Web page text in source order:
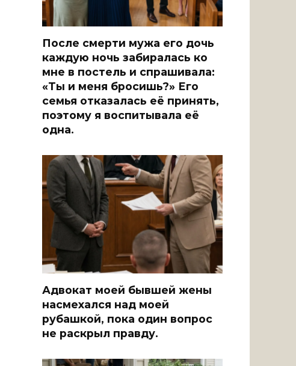
После смерти мужа его дочь
каждую ночь забиралась ко
мне в постель и спрашивала:
«Ты и меня бросишь?» Его
семья отказалась её принять,
поэтому я воспитывала её
одна.
Адвокат моей бывшей жены
насмехался над моей
рубашкой, пока один вопрос
не раскрыл правду.